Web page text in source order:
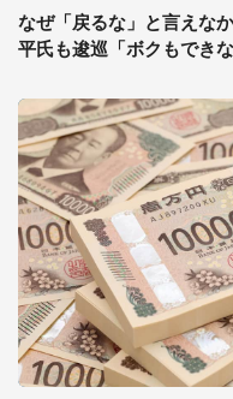
なぜ「戻るな」と言えな
平氏も逡巡「ボクもでき